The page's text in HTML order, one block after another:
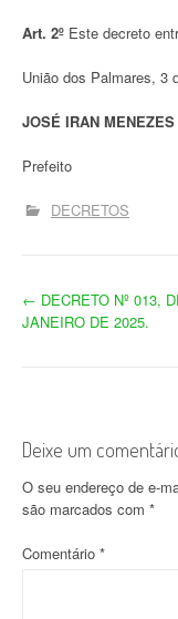
Art. 2º Este decreto
União dos Palmares, 3
JOSÉ IRAN
Prefeito
DECRETOS
N
g
a
ç
← DECRETO Nº 013,
JANEIRO DE 2025.
Deixe um
O seu endereço de e-
são marcados com *
Comentário *